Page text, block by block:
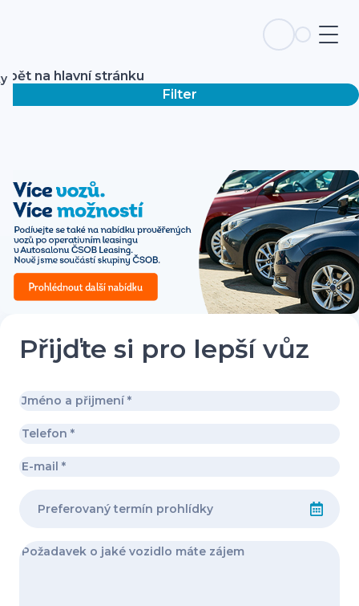
Zpět na hlavní stránku
Filter
Přijďte si pro lepší vůz